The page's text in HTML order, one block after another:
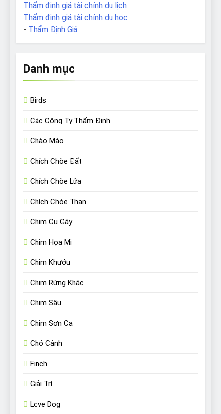
Thẩm định giá tài chính du lịch
Thẩm định giá tài chính du học
- Thẩm Định Giá
Danh mục
Birds
Các Công Ty Thẩm Định
Chào Mào
Chích Chòe Đất
Chích Chòe Lửa
Chích Chòe Than
Chim Cu Gáy
Chim Họa Mi
Chim Khướu
Chim Rừng Khác
Chim Sâu
Chim Sơn Ca
Chó Cảnh
Finch
Giải Trí
Love Dog